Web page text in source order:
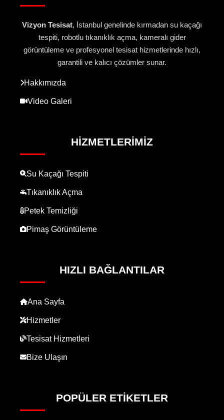
Vizyon Tesisat, İstanbul genelinde kırmadan su kaçağı
tespiti, robotlu tıkanıklık açma, kameralı gider
görüntüleme ve profesyonel tesisat hizmetlerinde hızlı,
garantili ve kalıcı çözümler sunar.
Hakkımızda
Video Galeri
HIZMETLERIMIZ
Su Kaçağı Tespiti
Tıkanıklık Açma
Petek Temizliği
Pimaş Görüntüleme
HIZLI BAĞLANTILAR
Ana Sayfa
Hizmetler
Tesisat Hizmetleri
Bize Ulaşın
POPÜLER ETIKETLER